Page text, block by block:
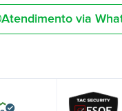
Atendimento via